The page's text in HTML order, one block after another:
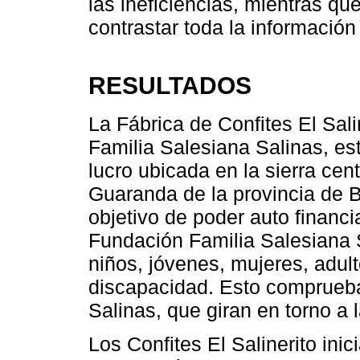
contrastar toda la
RESULTADOS
La Fábrica de Confites El
Familia Salesiana Salinas,
lucro ubicada en la sierra
Guaranda de la provincia de
objetivo de poder auto
Fundación Familia
niños, jóvenes, mujeres,
discapacidad. Esto
Salinas, que giran en torno a
Los Confites El Salinerito